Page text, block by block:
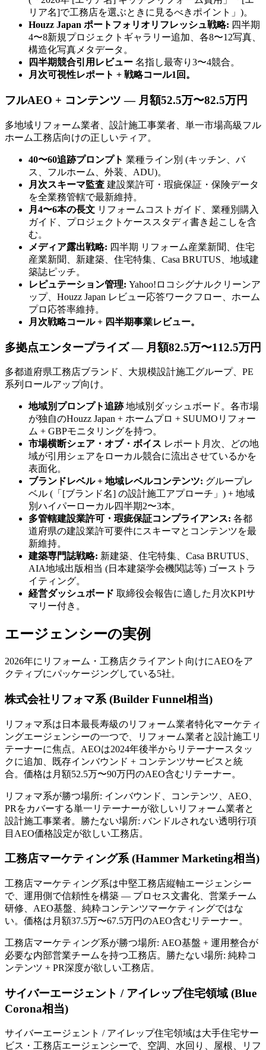
リア名]で工務店を選ぶときに見るべきポイント」)。
Houzz Japan ポートフォリオリフレッシュ戦略: 四半期
4〜8新規プロジェクトギャラリー追加、各8〜12写真、
構造化写真メタデータ。
四半期競合引用レビュー 名指し最寄り3〜4競合。
月次可視性レポート + 戦略コール1回。
フルAEO + コンテンツ — 月額52.5万〜82.5万円
多地域リフォーム業者、設計施工事業者、単一市場高級フル
ホーム工務店向けの正しいティア。
40〜60追跡プロンプト 業種ライン別 (キッチン、バ
ス、フルホーム、外装、ADU)。
月次スキーマ監査 建設業許可・瑕疵保証・保険データ
を全業務管轄で最新維持。
月4〜6本の長文 リフォームコストガイド、業種別購入
ガイド、プロジェクトケーススタディ書き起こしを含
む。
メディア露出戦略: 四半期 リフォーム産業新聞、住宅
産業新聞、新建築、住宅特集、Casa BRUTUS、地域建
築誌ピッチ。
レピュテーション管理: Yahoo!ロコシグナルクリーンア
ップ、Houzz Japan レビュー応答ワークフロー、ホーム
プロ応答率維持。
月次戦略コール + 四半期事業レビュー。
多拠点エンタープライズ — 月額82.5万〜112.5万円
多都道府県工務店ブランド、大規模設計施工グループ、PE
系列ロールアップ向け。
地域別プロンプト追跡地域別ダッシュボード。各市場
が独自のHouzz Japan + ホームプロ + SUUMOリフォー
ム + GBPモニタリングを持つ。
市場横断シェア・オブ・ボイス レポート月次、どの地
域が引用シェアをローカル競合に流出させているかを
表面化。
ブランドレベル + 地域レベルコンテンツ: グループレ
ベル (「[ブランド名] の設計施工アプローチ」) + 地域
別ハイパーローカル四半期2〜3本。
多管轄建設業許可・瑕疵保証コンプライアンス: 各都
道府県の建設業許可要件にスキーマとコンテンツを最
新維持。
建築専門誌戦略: 新建築、住宅特集、Casa BRUTUS、
AIA地域出版相当 (日本建築学会機関誌等) ゴーストラ
イティング。
経営ダッシュボード 取締役会報告に適した月次KPIサ
マリー付き。
エージェンシーの実例
2026年にリフォーム・工務店クライアント向けにAEOをア
クティブにパッケージングしている5社。
株式会社リフォマ系 (Builder Funnel相当)
リフォマ系は日本最長寿級のリフォーム業者特化マーケティ
ングエージェンシーの一つで、リフォーム業者と設計施工リ
テーナーに焦点。AEOは2024年後半からリテーナースタッ
クに追加、既存インバウンド + コンテンツサービスと統
合。価格は月額52.5万〜90万円のAEO含むリテーナー。
リフォマ系が勝つ場所: インバウンド、コンテンツ、AEO、
PRをカバーする単一リテーナーが欲しいリフォーム業者と
設計施工事業者。勝たない場所: バンドルされない透明行項
目AEO価格設定が欲しい工務店。
工務店マーケティング系 (Hammer Marketing相当)
工務店マーケティング系は中堅工務店縦軸エージェンシー
で、運用側で信頼性を構築 — プロセス文書化、営業チーム
研修、AEO基盤、純粋コンテンツマーケティングではな
い。価格は月額37.5万〜67.5万円のAEO含むリテーナー。
工務店マーケティング系が勝つ場所: AEO基盤 + 運用整合が
必要な内部営業チームを持つ工務店。勝たない場所: 純粋コ
ンテンツ + PR深度が欲しい工務店。
サイバーエージェント / アイレップ住宅領域 (Blue
Corona相当)
サイバーエージェント / アイレップ住宅領域は大手住宅サー
ビス・工務店エージェンシーで、空調、水回り、屋根、リフ